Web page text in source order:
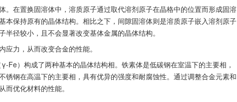
。在置换固溶体中，溶质原子通过取代溶剂原子在晶格中的位置而形成固溶
本保持原有的晶体结构。相比之下，间隙固溶体则是溶质原子嵌入溶剂原子
径较小，且不会显著改变基体金属的晶体结构。
力，从而改变合金的性能。
Fe）构成了两种基本的晶体结构相。铁素体是低碳钢在室温下的主要相，
锈钢在高温下的主要相，具有优异的强度和耐腐蚀性。通过调整合金元素和
优化材料的性能。